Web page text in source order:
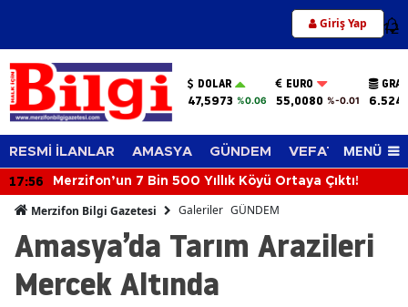
Giriş Yap 12
DOLAR
47,5973 %0.06
EURO
55,0080 %-0.01
RESMİ İLANLAR AMASYA GÜNDEM VEFAT EDENLER
MENÜ
17:56 Merzifon’un 7 Bin 500 Yıllık Köyü Ortaya Çıktı!
Merzifon Bilgi Gazetesi Galeriler GÜNDEM
Amasya’da Tarım Arazileri
Mercek Altında